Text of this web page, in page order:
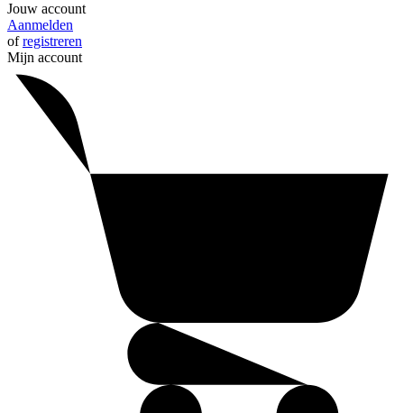
Jouw account
Aanmelden
ofregistreren
Mijn account